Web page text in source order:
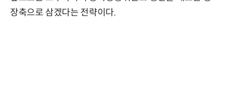
장축으로 삼겠다는 전략이다.